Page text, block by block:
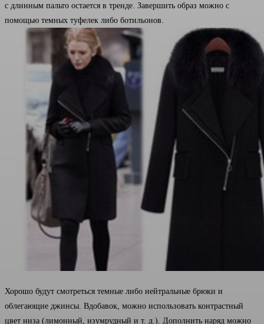
с длинным пальто остается в тренде. Завершить образ можно с
помощью темных туфелек либо ботильонов.
Хорошо будут смотреться темные либо нейтральные брюки и
облегающие джинсы. Вдобавок, можно использовать контрастный
цвет низа (лимонный, изумрудный и т. д.). Дополнить наряд можно